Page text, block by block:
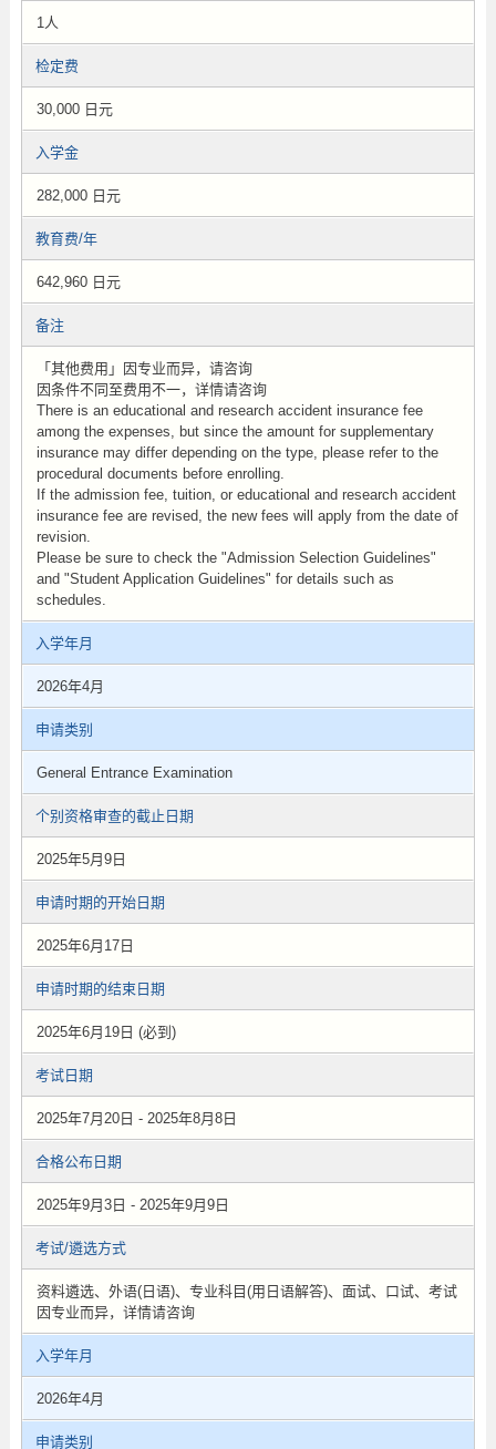
1人
检定费
30,000 日元
入学金
282,000 日元
教育费/年
642,960 日元
备注
「其他费用」因专业而异，请咨询
因条件不同至费用不一，详情请咨询
There is an educational and research accident insurance fee
among the expenses, but since the amount for supplementary
insurance may differ depending on the type, please refer to the
procedural documents before enrolling.
If the admission fee, tuition, or educational and research accident
insurance fee are revised, the new fees will apply from the date of
revision.
Please be sure to check the "Admission Selection Guidelines"
and "Student Application Guidelines" for details such as
schedules.
入学年月
2026年4月
申请类别
General Entrance Examination
个别资格审查的截止日期
2025年5月9日
申请时期的开始日期
2025年6月17日
申请时期的结束日期
2025年6月19日 (必到)
考试日期
2025年7月20日 - 2025年8月8日
合格公布日期
2025年9月3日 - 2025年9月9日
考试/遴选方式
资料遴选、外语(日语)、专业科目(用日语解答)、面试、口试、考试
因专业而异，详情请咨询
入学年月
2026年4月
申请类别